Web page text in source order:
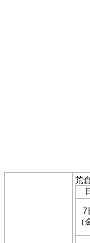
荒
7
（